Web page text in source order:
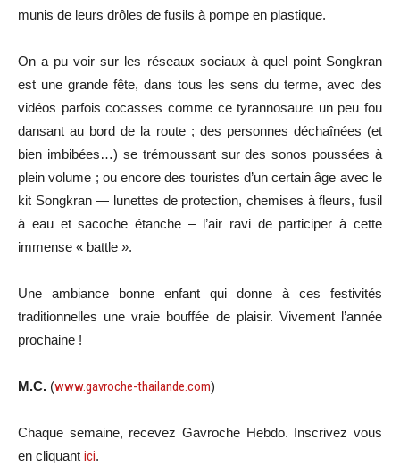
munis de leurs drôles de fusils à pompe en plastique.
On a pu voir sur les réseaux sociaux à quel point Songkran
est une grande fête, dans tous les sens du terme, avec des
vidéos parfois cocasses comme ce tyrannosaure un peu fou
dansant au bord de la route ; des personnes déchaînées (et
bien imbibées…) se trémoussant sur des sonos poussées à
plein volume ; ou encore des touristes d’un certain âge avec le
kit Songkran — lunettes de protection, chemises à fleurs, fusil
à eau et sacoche étanche – l’air ravi de participer à cette
immense « battle ».
Une ambiance bonne enfant qui donne à ces festivités
traditionnelles une vraie bouffée de plaisir. Vivement l’année
prochaine !
M.C. (www.gavroche-thailande.com)
Chaque semaine, recevez Gavroche Hebdo. Inscrivez vous
en cliquant ici.